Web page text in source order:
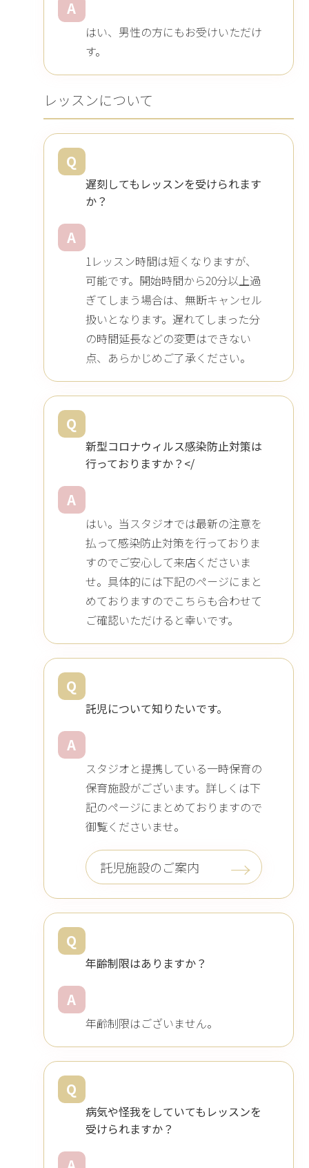
A
はい、男性の方にもお受けいただけ
す。
レッスンについて
Q
遅刻してもレッスンを受けられます
か？
A
1レッスン時間は短くなりますが、
可能です。開始時間から20分以上過
ぎてしまう場合は、無断キャンセル
扱いとなります。遅れてしまった分
の時間延長などの変更はできない
点、あらかじめご了承ください。
Q
新型コロナウィルス感染防止対策は
行っておりますか？</
A
はい。当スタジオでは最新の注意を
払って感染防止対策を行っておりま
すのでご安心して来店くださいま
せ。具体的には下記のページにまと
めておりますのでこちらも合わせて
ご確認いただけると幸いです。
Q
託児について知りたいです。
A
スタジオと提携している一時保育の
保育施設がございます。詳しくは下
記のページにまとめておりますので
御覧くださいませ。
託児施設のご案内
Q
年齢制限はありますか？
A
年齢制限はございません。
Q
病気や怪我をしていてもレッスンを
受けられますか？